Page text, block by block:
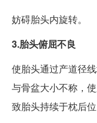
妨碍胎头内旋转。
3.胎头俯屈不良
使胎头通过产道径
与骨盆大小不称，
致胎头持续于枕后位